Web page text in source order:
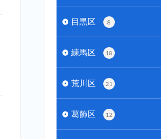
目黒区 8
練馬区 18
荒川区 21
葛飾区 12